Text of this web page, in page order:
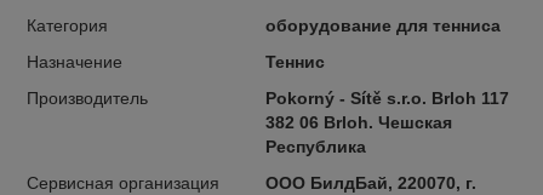
Категория
оборудование для тенниса
Назначение
Теннис
Производитель
Pokorný - Sítě s.r.o. Brloh 117
382 06 Brloh. Чешская
Республика
Сервисная организация
ООО БилдБай, 220070, г.